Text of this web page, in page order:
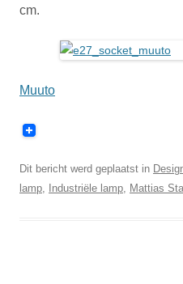
cm.
Muuto
Dit bericht werd geplaatst in
lamp, Industriële lamp, Mattias